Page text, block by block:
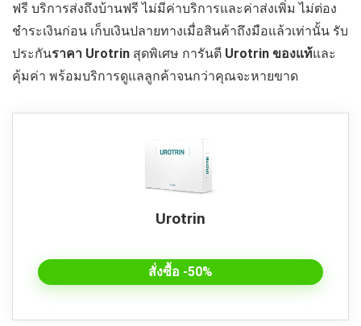
ฟรี บริการส่งถึงบ้านฟรี ไม่มีค่าบริการและค่าส่งเพิ่ม ไม่ต่อง
ชำระเงินก่อน เก็บเงินปลายทางเมื่อสินค้าถึงมือแล้วเท่านั้น รับ
ประกันราคา Urotrin สุดพิเศษ การันตี Urotrin ของแท้และ
คุ้มค่า พร้อมบริการดูแลลูกค้าจนกว่าคุณจะหายขาด
Urotrin
สั่งซื้อ -50%